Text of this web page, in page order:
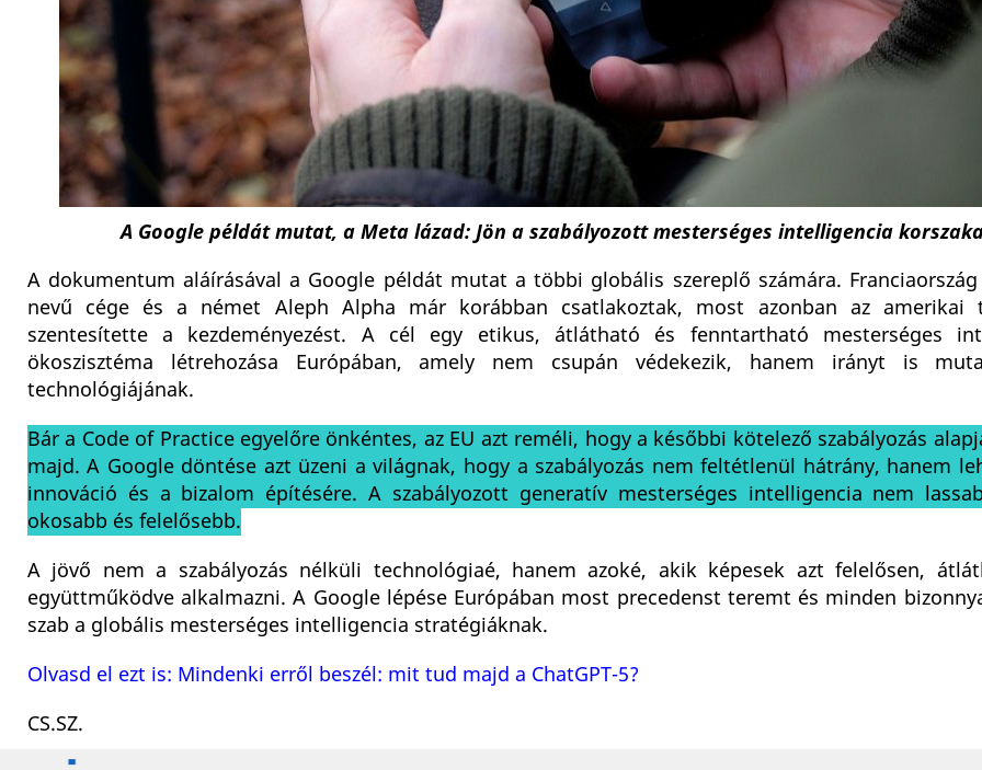
A Google példát mutat, a Meta lázad: Jön a szabályozott mesterséges intelligencia
A dokumentum aláírásával a Google példát mutat a többi globális szereplő számára.
nevű cége és a német Aleph Alpha már korábban csatlakoztak, most azonban az amerikai
szentesítette a kezdeményezést. A cél egy etikus, átlátható és fenntartható mesterséges
ökoszisztéma létrehozása Európában, amely nem csupán védekezik, hanem irányt is
technológiájának.
Bár a Code of Practice egyelőre önkéntes, az EU azt reméli, hogy a későbbi kötelező szabályozás
majd. A Google döntése azt üzeni a világnak, hogy a szabályozás nem feltétlenül hátrány, hanem
innováció és a bizalom építésére. A szabályozott generatív mesterséges intelligencia nem
okosabb és felelősebb.
A jövő nem a szabályozás nélküli technológiaé, hanem azoké, akik képesek azt felelősen,
együttműködve alkalmazni. A Google lépése Európában most precedenst teremt és minden
szab a globális mesterséges intelligencia stratégiáknak.
Olvasd el ezt is: Mindenki erről beszél: mit tud majd a ChatGPT-5?
CS.SZ.